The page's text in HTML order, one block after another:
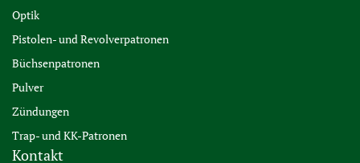
Optik
Pistolen- und Revolverpatronen
Büchsenpatronen
Pulver
Zündungen
Trap- und KK-Patronen
Kontakt